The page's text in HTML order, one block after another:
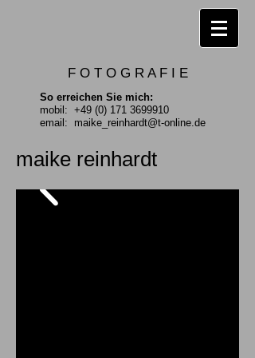
F O T O G R A F I E
So erreichen Sie mich:
mobil: +49 (0) 171 3699910
email:
maike_reinhardt@t-online.de
maike reinhardt